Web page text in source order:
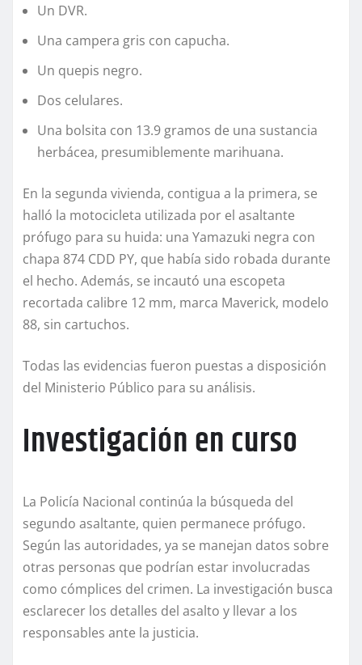
Un DVR.
Una campera gris con capucha.
Un quepis negro.
Dos celulares.
Una bolsita con 13.9 gramos de una sustancia
herbácea, presumiblemente marihuana.
En la segunda vivienda, contigua a la primera, se
halló la motocicleta utilizada por el asaltante
prófugo para su huida: una Yamazuki negra con
chapa 874 CDD PY, que había sido robada durante
el hecho. Además, se incautó una escopeta
recortada calibre 12 mm, marca Maverick, modelo
88, sin cartuchos.
Todas las evidencias fueron puestas a disposición
del Ministerio Público para su análisis.
Investigación en curso
La Policía Nacional continúa la búsqueda del
segundo asaltante, quien permanece prófugo.
Según las autoridades, ya se manejan datos sobre
otras personas que podrían estar involucradas
como cómplices del crimen. La investigación busca
esclarecer los detalles del asalto y llevar a los
responsables ante la justicia.